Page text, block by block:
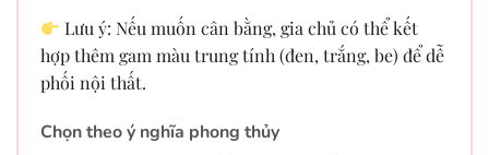
Lưu ý: Nếu muốn cân bằng, gia chủ có thể kết
hợp thêm gam màu trung tính (đen, trắng, be) để dễ
phối nội thất.
Chọn theo ý nghĩa phong thủy